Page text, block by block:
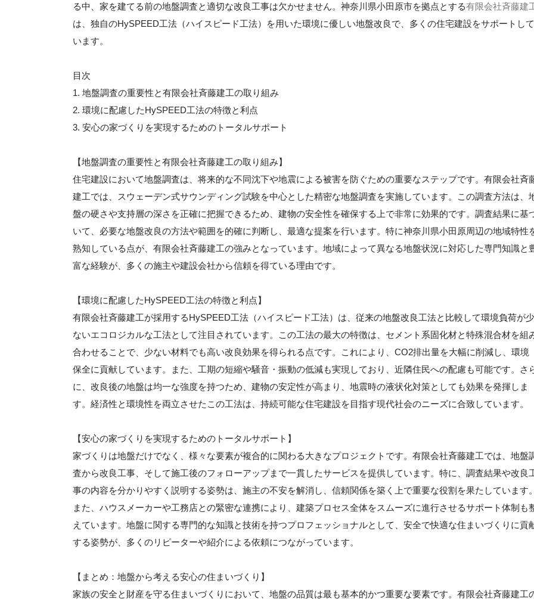
る中、家を建てる前の地盤調査と適切な改良工事は欠かせません。神奈川県小田原市を拠点とする有限会社斉藤建
は、独自のHySPEED工法（ハイスピード工法）を用いた環境に優しい地盤改良で、多くの住宅建設をサポートして
います。
目次
1. 地盤調査の重要性と有限会社斉藤建工の取り組み
2. 環境に配慮したHySPEED工法の特徴と利点
3. 安心の家づくりを実現するためのトータルサポート
【地盤調査の重要性と有限会社斉藤建工の取り組み】
住宅建設において地盤調査は、将来的な不同沈下や地震による被害を防ぐための重要なステップです。有限会社斉
建工では、スウェーデン式サウンディング試験を中心とした精密な地盤調査を実施しています。この調査方法は、
盤の硬さや支持層の深さを正確に把握できるため、建物の安全性を確保する上で非常に効果的です。調査結果に基
いて、必要な地盤改良の方法や範囲を的確に判断し、最適な提案を行います。特に神奈川県小田原周辺の地域特性
熟知している点が、有限会社斉藤建工の強みとなっています。地域によって異なる地盤状況に対応した専門知識と
富な経験が、多くの施主や建設会社から信頼を得ている理由です。
【環境に配慮したHySPEED工法の特徴と利点】
有限会社斉藤建工が採用するHySPEED工法（ハイスピード工法）は、従来の地盤改良工法と比較して環境負荷が少
ないエコロジカルな工法として注目されています。この工法の最大の特徴は、セメント系固化材と特殊混合材を組
合わせることで、少ない材料でも高い改良効果を得られる点です。これにより、CO2排出量を大幅に削減し、環境
保全に貢献しています。また、工期の短縮や騒音・振動の低減も実現しており、近隣住民への配慮も可能です。さ
に、改良後の地盤は均一な強度を持つため、建物の安定性が高まり、地震時の液状化対策としても効果を発揮しま
す。経済性と環境性を両立させたこの工法は、持続可能な住宅建設を目指す現代社会のニーズに合致しています。
【安心の家づくりを実現するためのトータルサポート】
家づくりは地盤だけでなく、様々な要素が複合的に関わる大きなプロジェクトです。有限会社斉藤建工では、地盤
査から改良工事、そして施工後のフォローアップまで一貫したサービスを提供しています。特に、調査結果や改良
事の内容を分かりやすく説明する姿勢は、施主の不安を解消し、信頼関係を築く上で重要な役割を果たしています。
また、ハウスメーカーや工務店との緊密な連携により、建築プロセス全体をスムーズに進行させるサポート体制も
えています。地盤に関する専門的な知識と技術を持つプロフェッショナルとして、安全で快適な住まいづくりに貢
する姿勢が、多くのリピーターや紹介による依頼につながっています。
【まとめ：地盤から考える安心の住まいづくり】
家族の安全と財産を守る住まいづくりにおいて、地盤の品質は最も基本的かつ重要な要素です。有限会社斉藤建工